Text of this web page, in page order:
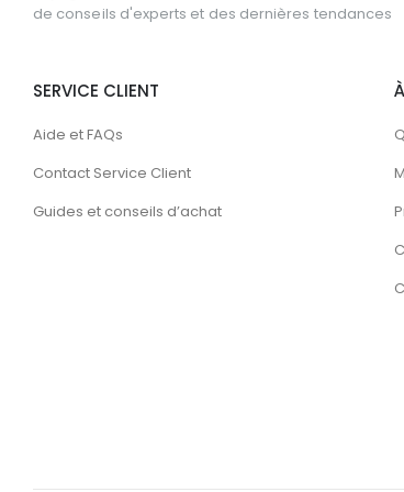
de conseils d'experts et des dernières tendances
SERVICE CLIENT
Aide et FAQs
Contact Service Client
Guides et conseils d’achat